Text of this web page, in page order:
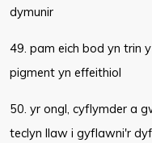
dymunir
49. pam eich bod yn trin
pigment yn effeithiol
50. yr ongl, cyflymder a
teclyn llaw i gyflawni'r